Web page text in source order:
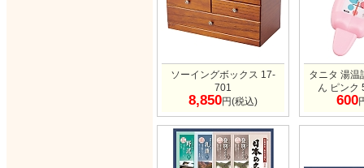
ソーイングボックス 17-
701
8,850円(税込)
タニタ 湯温
ん ピンク
600